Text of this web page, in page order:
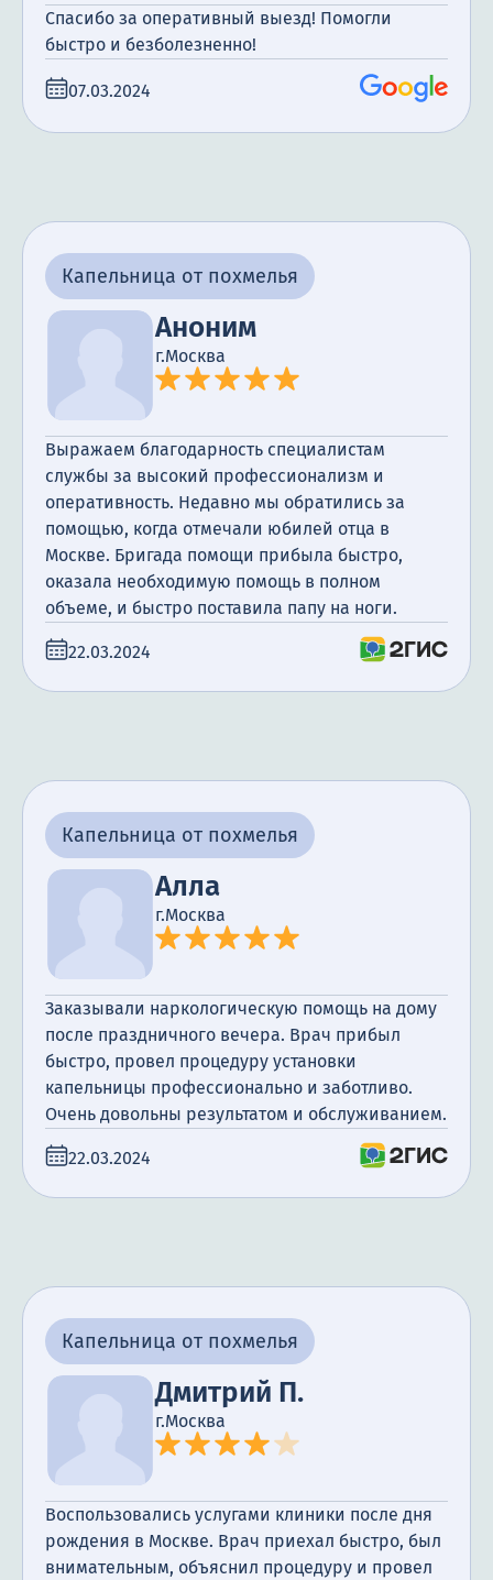
Спасибо за оперативный выезд! Помогли
быстро и безболезненно!
07.03.2024
Капельница от похмелья
Аноним
г.Москва
Выражаем благодарность специалистам
службы за высокий профессионализм и
оперативность. Недавно мы обратились за
помощью, когда отмечали юбилей отца в
Москве. Бригада помощи прибыла быстро,
оказала необходимую помощь в полном
объеме, и быстро поставила папу на ноги.
22.03.2024
Капельница от похмелья
Алла
г.Москва
Заказывали наркологическую помощь на дому
после праздничного вечера. Врач прибыл
быстро, провел процедуру установки
капельницы профессионально и заботливо.
Очень довольны результатом и обслуживанием.
22.03.2024
Капельница от похмелья
Дмитрий П.
г.Москва
Воспользовались услугами клиники после дня
рождения в Москве. Врач приехал быстро, был
внимательным, объяснил процедуру и провел